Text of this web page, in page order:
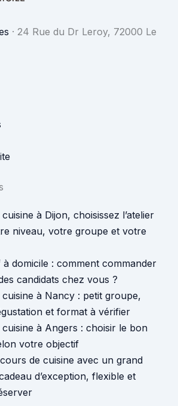
· 24 Rue du Dr Leroy, 72000 Le
à Dijon, choisissez l’atelier
niveau, votre groupe et votre
à domicile : comment commander
candidats chez vous ?
à Nancy : petit groupe,
et format à vérifier
à Angers : choisir le bon
votre objectif
de cuisine avec un grand
d’exception, flexible et